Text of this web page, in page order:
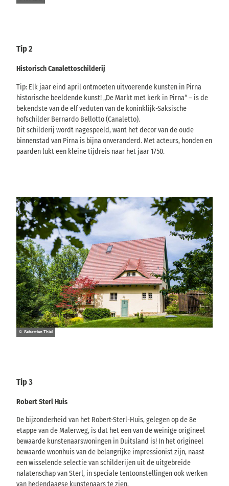
Tip 2
Historisch Canalettoschilderij
Tip: Elk jaar eind april ontmoeten uitvoerende kunsten in Pirna
historische beeldende kunst! „De Markt met kerk in Pirna“ – is de
bekendste van de elf veduten van de koninklijk-Saksische
hofschilder Bernardo Bellotto (Canaletto).
Dit schilderij wordt nagespeeld, want het decor van de oude
binnenstad van Pirna is bijna onveranderd. Met acteurs, honden en
paarden lukt een kleine tijdreis naar het jaar 1750.
© Sebastian Thiel
Tip 3
Robert Sterl Huis
De bijzonderheid van het Robert-Sterl-Huis, gelegen op de 8e
etappe van de Malerweg, is dat het een van de weinige origineel
bewaarde kunstenaarswoningen in Duitsland is! In het origineel
bewaarde woonhuis van de belangrijke impressionist zijn, naast
een wisselende selectie van schilderijen uit de uitgebreide
nalatenschap van Sterl, in speciale tentoonstellingen ook werken